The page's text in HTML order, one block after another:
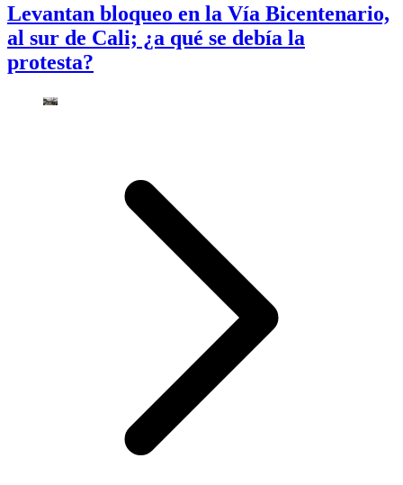
Levantan bloqueo en la Vía Bicentenario,
al sur de Cali; ¿a qué se debía la
protesta?